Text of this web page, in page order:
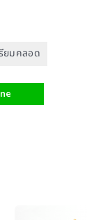
ยมคลอด